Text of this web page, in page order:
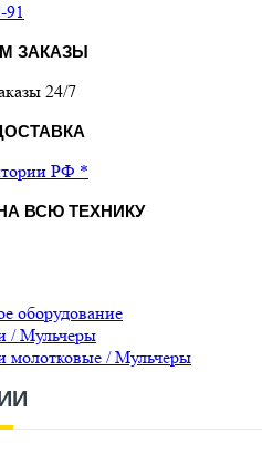
91
ЗАКАЗЫ
24/7
РФ *
ВСЮ ТЕХНИКУ
оборудование
/ Мульчеры
молотковые / Мульчеры